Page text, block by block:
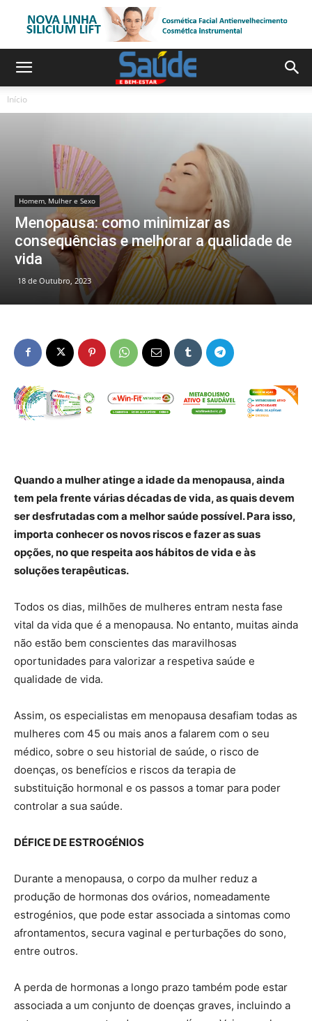
Início
Homem, Mulher e Sexo
Menopausa: como minimizar as
consequências e melhorar a qualidade de
vida
18 de Outubro, 2023
Quando a mulher atinge a idade da menopausa, ainda
tem pela frente várias décadas de vida, as quais devem
ser desfrutadas com a melhor saúde possível. Para isso,
importa conhecer os novos riscos e fazer as suas
opções, no que respeita aos hábitos de vida e às
soluções terapêuticas.
Todos os dias, milhões de mulheres entram nesta fase
vital da vida que é a menopausa. No entanto, muitas ainda
não estão bem conscientes das maravilhosas
oportunidades para valorizar a respetiva saúde e
qualidade de vida.
Assim, os especialistas em menopausa desafiam todas as
mulheres com 45 ou mais anos a falarem com o seu
médico, sobre o seu historial de saúde, o risco de
doenças, os benefícios e riscos da terapia de
substituição hormonal e os passos a tomar para poder
controlar a sua saúde.
DÉFICE DE ESTROGÉNIOS
Durante a menopausa, o corpo da mulher reduz a
produção de hormonas dos ovários, nomeadamente
estrogénios, que pode estar associada a sintomas como
afrontamentos, secura vaginal e perturbações do sono,
entre outros.
A perda de hormonas a longo prazo também pode estar
associada a um conjunto de doenças graves, incluindo a